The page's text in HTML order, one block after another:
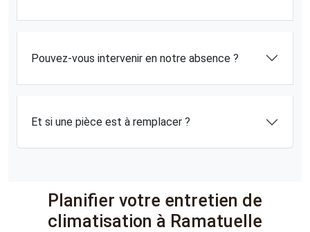
Pouvez-vous intervenir en notre absence ?
Et si une pièce est à remplacer ?
Planifier votre entretien de
climatisation à Ramatuelle